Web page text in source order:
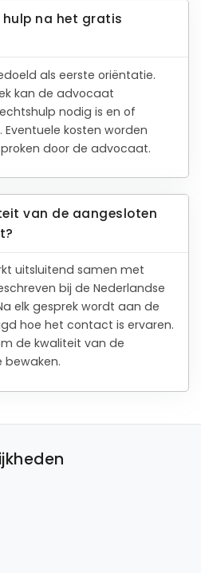
na het gratis
als eerste oriëntatie.
kan de advocaat
nodig is en of
kosten worden
door de advocaat.
van de aangesloten
uitsluitend samen met
bij de Nederlandse
elk gesprek wordt aan de
hoe het contact is ervaren.
de kwaliteit van de
bewaken.